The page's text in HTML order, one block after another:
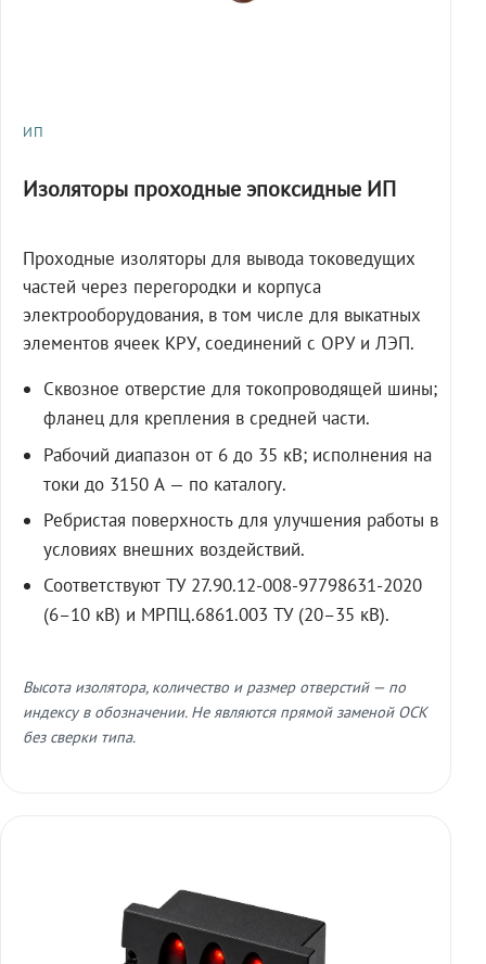
ИП
Изоляторы проходные эпоксидные ИП
Проходные изоляторы для вывода токоведущих
частей через перегородки и корпуса
электрооборудования, в том числе для выкатных
элементов ячеек КРУ, соединений с ОРУ и ЛЭП.
Сквозное отверстие для токопроводящей шины;
фланец для крепления в средней части.
Рабочий диапазон от 6 до 35 кВ; исполнения на
токи до 3150 А — по каталогу.
Ребристая поверхность для улучшения работы в
условиях внешних воздействий.
Соответствуют ТУ 27.90.12-008-97798631-2020
(6–10 кВ) и МРПЦ.6861.003 ТУ (20–35 кВ).
Высота изолятора, количество и размер отверстий — по
индексу в обозначении. Не являются прямой заменой ОСК
без сверки типа.